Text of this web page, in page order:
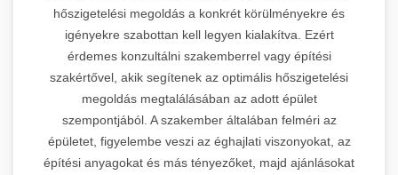
hőszigetelési megoldás a konkrét körülményekre és
igényekre szabottan kell legyen kialakítva. Ezért
érdemes konzultálni szakemberrel vagy építési
szakértővel, akik segítenek az optimális hőszigetelési
megoldás megtalálásában az adott épület
szempontjából. A szakember általában felméri az
épületet, figyelembe veszi az éghajlati viszonyokat, az
építési anyagokat és más tényezőket, majd ajánlásokat